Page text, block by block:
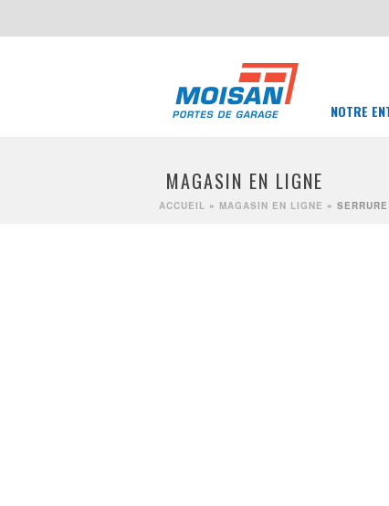
NOTRE
MAGASIN EN LIGNE
ACCUEIL » MAGASIN EN LIGNE »